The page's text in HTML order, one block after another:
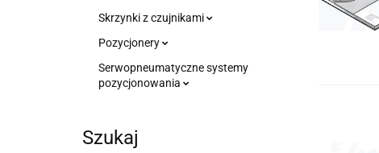
Skrzynki z czujnikami
Pozycjonery
Serwopneumatyczne systemy
pozycjonowania
Szukaj